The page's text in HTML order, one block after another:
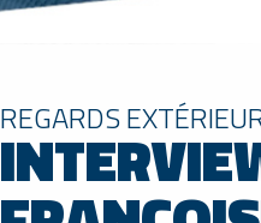
REGARDS